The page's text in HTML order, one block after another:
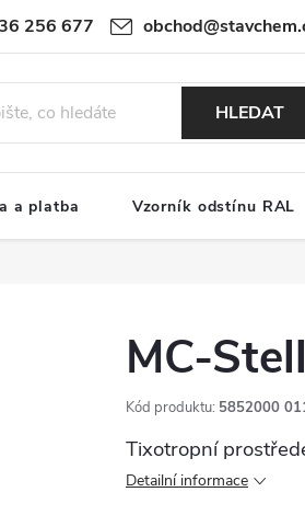
256 677
HLEDAT
a platba Vzorník odstínu RAL
MC-
Kód produktu: 5852000
Tixotropní
Detailní informace